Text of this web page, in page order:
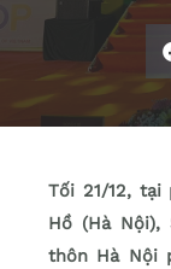
Tối 21/12, tại
Hồ (Hà Nội),
thôn Hà Nội